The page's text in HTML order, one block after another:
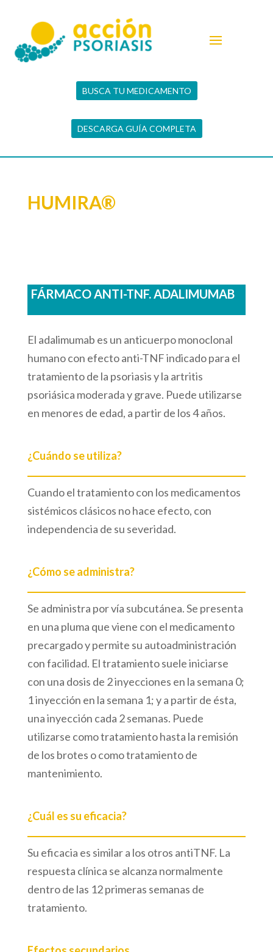
BUSCA TU MEDICAMENTO
DESCARGA GUÍA COMPLETA
HUMIRA®
FÁRMACO ANTI-TNF. ADALIMUMAB
El adalimumab es un anticuerpo monoclonal
humano con efecto anti-TNF indicado para el
tratamiento de la psoriasis y la artritis
psoriásica moderada y grave. Puede utilizarse
en menores de edad, a partir de los 4 años.
¿Cuándo se utiliza?
Cuando el tratamiento con los medicamentos
sistémicos clásicos no hace efecto, con
independencia de su severidad.
¿Cómo se administra?
Se administra por vía subcutánea. Se presenta
en una pluma que viene con el medicamento
precargado y permite su autoadministración
con facilidad. El tratamiento suele iniciarse
con una dosis de 2 inyecciones en la semana 0;
1 inyección en la semana 1; y a partir de ésta,
una inyección cada 2 semanas. Puede
utilizarse como tratamiento hasta la remisión
de los brotes o como tratamiento de
mantenimiento.
¿Cuál es su eficacia?
Su eficacia es similar a los otros antiTNF. La
respuesta clínica se alcanza normalmente
dentro de las 12 primeras semanas de
tratamiento.